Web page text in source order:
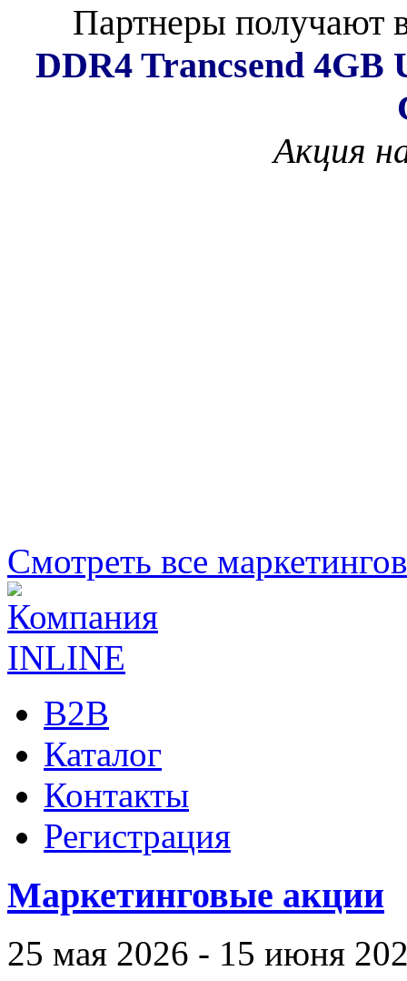
Партнеры получают
DDR4 Trancsend
Акция
Смотреть все
B2B
Каталог
Контакты
Регистрация
Маркетинговые акции
25 мая 2026 - 15 июня